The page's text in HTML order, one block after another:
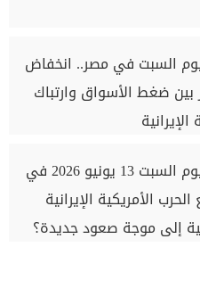
السبت في مصر.. انخفاض
بين ضغط الأسواق وارتباك
سعر الدولار اليوم السبت 13 يونيو 2026 في
الأمريكية الإيرانية
إلى موجة صعود جديدة؟